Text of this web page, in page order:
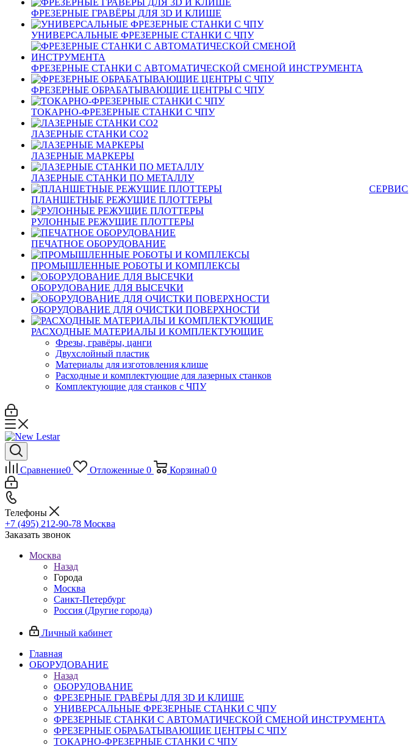
ФРЕЗЕРНЫЕ ГРАВЁРЫ ДЛЯ 3D И КЛИШЕ
УНИВЕРСАЛЬНЫЕ ФРЕЗЕРНЫЕ СТАНКИ С ЧПУ
ФРЕЗЕРНЫЕ СТАНКИ С АВТОМАТИЧЕСКОЙ СМЕНОЙ ИНСТРУМЕНТА
ФРЕЗЕРНЫЕ ОБРАБАТЫВАЮЩИЕ ЦЕНТРЫ С ЧПУ
ТОКАРНО-ФРЕЗЕРНЫЕ СТАНКИ С ЧПУ
ЛАЗЕРНЫЕ СТАНКИ CO2
ЛАЗЕРНЫЕ МАРКЕРЫ
ЛАЗЕРНЫЕ СТАНКИ ПО МЕТАЛЛУ
ПЛАНШЕТНЫЕ РЕЖУЩИЕ ПЛОТТЕРЫ
РУЛОННЫЕ РЕЖУЩИЕ ПЛОТТЕРЫ
ПЕЧАТНОЕ ОБОРУДОВАНИЕ
ПРОМЫШЛЕННЫЕ РОБОТЫ И КОМПЛЕКСЫ
ОБОРУДОВАНИЕ ДЛЯ ВЫСЕЧКИ
ОБОРУДОВАНИЕ ДЛЯ ОЧИСТКИ ПОВЕРХНОСТИ
РАСХОДНЫЕ МАТЕРИАЛЫ И КОМПЛЕКТУЮЩИЕ
Фрезы, гравёры, цанги
Двухслойный пластик
Материалы для изготовления клише
Расходные и комплектующие для лазерных станков
Комплектующие для станков с ЧПУ
СЕРВИС
Сравнение0 Отложенные 0 Корзина0 0
Телефоны
+7 (495) 212-90-78 Москва
Заказать звонок
Москва
Назад
Города
Москва
Санкт-Петербург
Россия (Другие города)
Личный кабинет
Главная
ОБОРУДОВАНИЕ
Назад
ОБОРУДОВАНИЕ
ФРЕЗЕРНЫЕ ГРАВЁРЫ ДЛЯ 3D И КЛИШЕ
УНИВЕРСАЛЬНЫЕ ФРЕЗЕРНЫЕ СТАНКИ С ЧПУ
ФРЕЗЕРНЫЕ СТАНКИ С АВТОМАТИЧЕСКОЙ СМЕНОЙ ИНСТРУМЕНТА
ФРЕЗЕРНЫЕ ОБРАБАТЫВАЮЩИЕ ЦЕНТРЫ С ЧПУ
ТОКАРНО-ФРЕЗЕРНЫЕ СТАНКИ С ЧПУ